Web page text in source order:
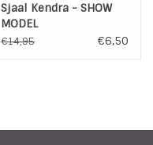
Sjaal Kendra - SHOW
MODEL
€14,95 €6,50